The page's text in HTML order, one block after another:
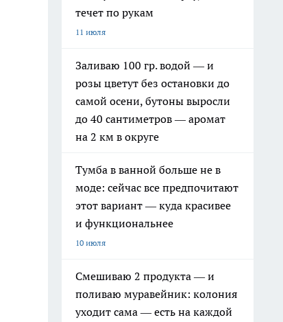
течет по рукам
11 июля
Заливаю 100 гр. водой — и
розы цветут без остановки до
самой осени, бутоны выросли
до 40 сантиметров — аромат
на 2 км в округе
Тумба в ванной больше не в
моде: сейчас все предпочитают
этот вариант — куда красивее
и функциональнее
10 июля
Смешиваю 2 продукта — и
поливаю муравейник: колония
уходит сама — есть на каждой